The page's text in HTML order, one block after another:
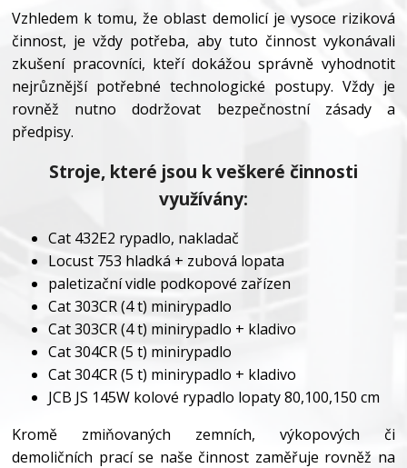
Vzhledem k tomu, že oblast demolicí je vysoce riziková
činnost, je vždy potřeba, aby tuto činnost vykonávali
zkušení pracovníci, kteří dokážou správně vyhodnotit
nejrůznější potřebné technologické postupy. Vždy je
rovněž nutno dodržovat bezpečnostní zásady a
předpisy.
Stroje, které jsou k veškeré činnosti
využívány:
Cat 432E2 rypadlo, nakladač
Locust 753 hladká + zubová lopata
paletizační vidle podkopové zařízen
Cat 303CR (4 t) minirypadlo
Cat 303CR (4 t) minirypadlo + kladivo
Cat 304CR (5 t) minirypadlo
Cat 304CR (5 t) minirypadlo + kladivo
JCB JS 145W kolové rypadlo lopaty 80,100,150 cm
Kromě zmiňovaných zemních, výkopových či
demoličních prací se naše činnost zaměřuje rovněž na